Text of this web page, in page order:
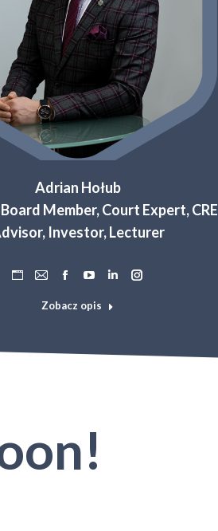
Adrian Hołub
Member, Court Expert, CRE
Investor, Lecturer
Osobisty
blog
Adres
e-
FacebookYouTube
LinkedinInstagram
Zobacz opis